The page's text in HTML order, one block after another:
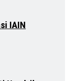
IAIN